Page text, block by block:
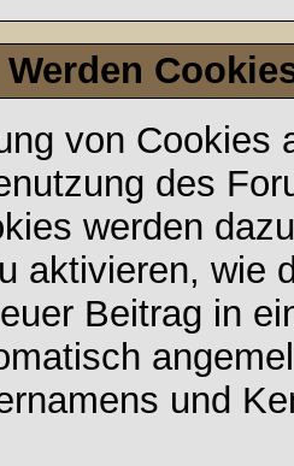
Werden
von
des
werden
aktivieren, wie
Beitrag in
und